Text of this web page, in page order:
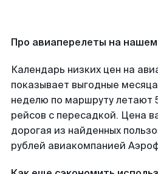
Про авиаперелеты на
Календарь низких цен на
показывает выгодные
неделю по маршруту летают
рейсов с пересадкой. Цена
дорогая из найденных
рублей авиакомпанией